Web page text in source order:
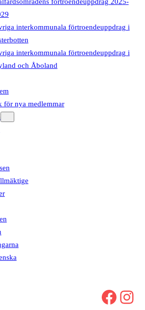
interkommunala förtroendeuppdrag i
interkommunala förtroendeuppdrag i
och Åboland
för nya medlemmar
Facebook Instagram